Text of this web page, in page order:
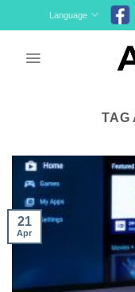
to
Language
TAG
21
Apr